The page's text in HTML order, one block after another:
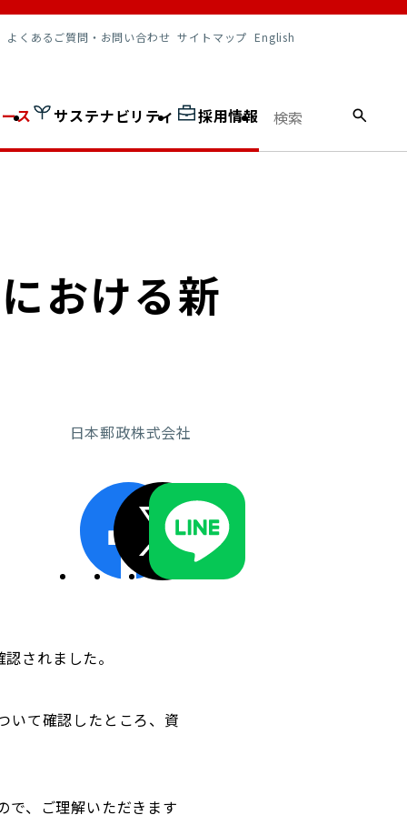
よくあるご質問・お問い合わせ サイトマップ English
ディスクロージャーポリシー／適時開示体制
ス サステナビリティ 採用情報
おける新
日本郵政株式会社
されました。
いて確認したところ、資
で、ご理解いただきます